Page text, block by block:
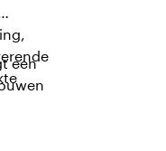
een